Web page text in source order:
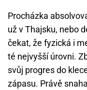
Procházka
už v Thajsku, nebo
čekat, že fyzická i
té nejvyšší úrovni.
svůj progres do
zápasu. Právě